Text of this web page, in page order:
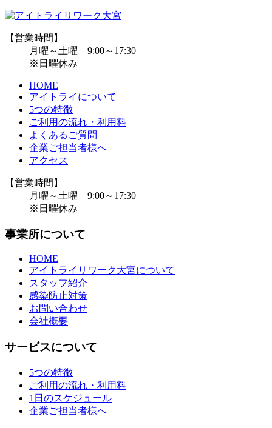
【営業時間】
月曜～土曜 9:00～17:30
※日曜休み
HOME
アイトライについて
5つの特徴
ご利用の流れ・利用料
よくあるご質問
企業ご担当者様へ
アクセス
【営業時間】
月曜～土曜 9:00～17:30
※日曜休み
事業所について
HOME
アイトライリワーク大宮について
スタッフ紹介
感染防止対策
お問い合わせ
会社概要
サービスについて
5つの特徴
ご利用の流れ・利用料
1日のスケジュール
企業ご担当者様へ